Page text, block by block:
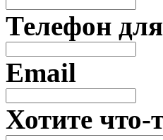
Телефон
Email
Хотите что-